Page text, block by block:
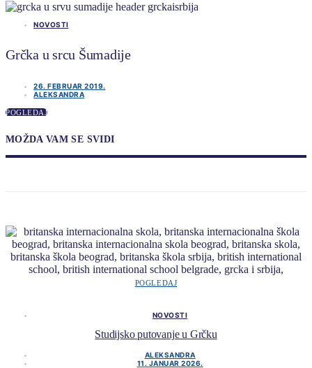
NOVOSTI
Grčka u srcu Šumadije
26. FEBRUAR 2019.
ALEKSANDRA
POGLEDAJ
MOŽDA VAM SE SVIDI
POGLEDAJ
NOVOSTI
Studijsko putovanje u Grčku
ALEKSANDRA
11. JANUAR 2026.